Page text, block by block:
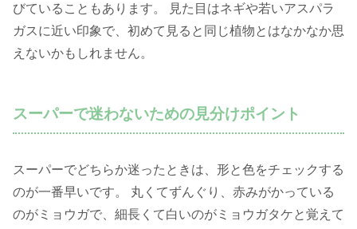
びていることもあります。 見た目はネギや若いアスパラ
ガスに近い印象で、初めて見ると同じ植物とはなかなか思
えないかもしれません。
スーパーで迷わないための見分けポイント
スーパーでどちらか迷ったときは、形と色をチェックする
のが一番早いです。 丸くてずんぐり、赤みがかっている
のがミョウガで、細長くて白いのがミョウガタケと覚えて